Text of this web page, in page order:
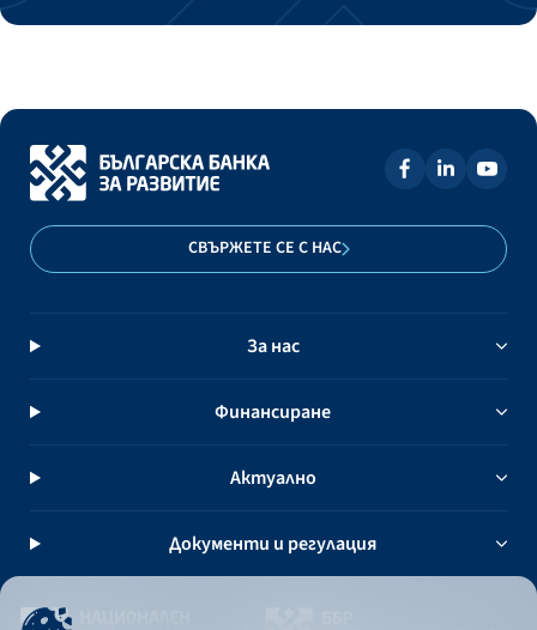
СВЪРЖЕТЕ СЕ С НАС
За нас
Финансиране
Актуално
Документи и регулация